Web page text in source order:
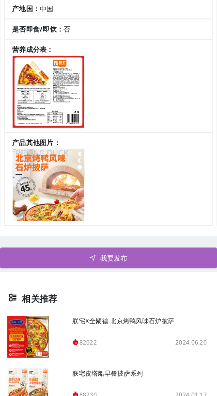
产地国：中国
是否即食/即饮：否
营养成分表：
产品其他图片：
我要发布
相关推荐
朕宅X全聚德 北京烤鸭风味石炉披萨
82022 2024.06.20
朕宅皮塔船早餐披萨系列